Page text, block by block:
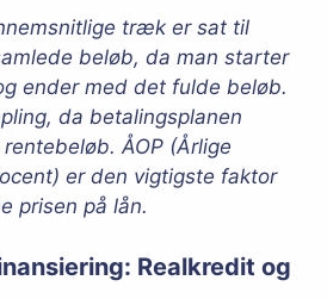
træk er sat til
beløb, da man starter
ender med det fulde beløb.
da betalingsplanen
ÅOP (Årlige
er den vigtigste faktor
prisen på lån.
Realkredit og